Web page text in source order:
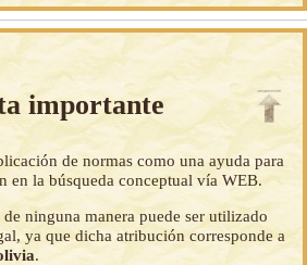
importante
de normas como una ayuda para
en la búsqueda conceptual vía WEB.
ninguna manera puede ser utilizado
ya que dicha atribución corresponde a
.